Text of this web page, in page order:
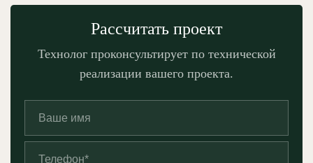
Рассчитать проект
Технолог проконсультирует по технической
реализации вашего проекта.